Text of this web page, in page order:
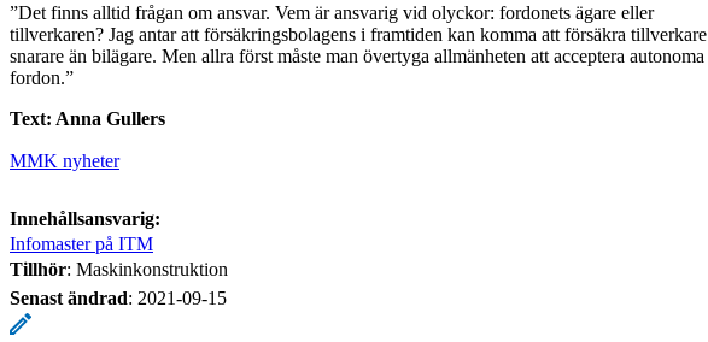
”Det finns alltid frågan om ansvar. Vem är ansvarig vid olyckor: fordonets ägare eller
tillverkaren? Jag antar att försäkringsbolagens i framtiden kan komma att försäkra tillverkare
snarare än bilägare. Men allra först måste man övertyga allmänheten att acceptera autonoma
fordon.”
Text: Anna Gullers
MMK nyheter
Innehållsansvarig:
Infomaster på ITM
Tillhör: Maskinkonstruktion
Senast ändrad: 2021-09-15